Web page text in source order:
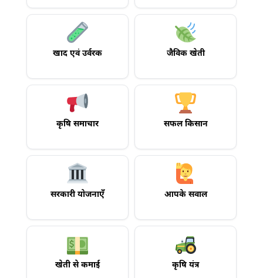
खाद एवं उर्वरक जैविक खेती
कृषि समाचार सफल किसान
सरकारी योजनाएँ आपके सवाल
खेती से कमाई कृषि यंत्र